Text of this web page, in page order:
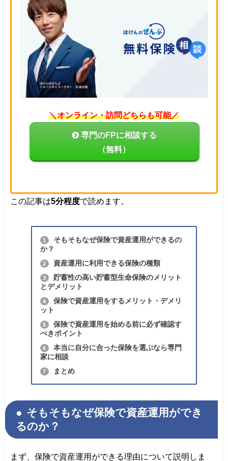
＼オンライン・訪問どちらも可能／
専門のFPに相談する
（無料）
この記事は5分程度で読めます。
1
そもそもなぜ保険で資産運用ができるの
か？
2 資産運用に利用できる保険の種類
3
貯蓄性の高い貯蓄型生命保険のメリット
とデメリット
4
保険で資産運用をするメリット・デメリ
ット
5
保険で資産運用を始める前に必ず確認す
べきポイント
6
本当に自分に合った保険を選ぶなら専門
家に相談
7 まとめ
そもそもなぜ保険で資産運用ができ
るのか？
まず、保険で資産運用ができる理由について説明しま